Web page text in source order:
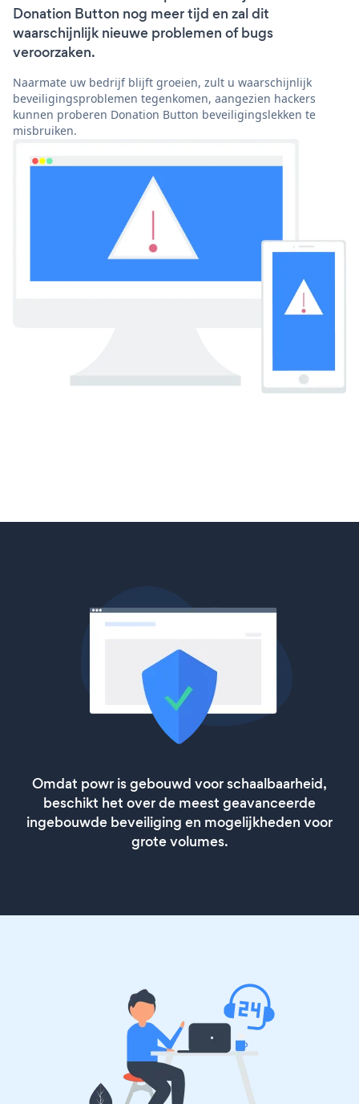
Donation Button nog meer tijd en zal dit
waarschijnlijk nieuwe problemen of bugs
veroorzaken.
Naarmate uw bedrijf blijft groeien, zult u waarschijnlijk
beveiligingsproblemen tegenkomen, aangezien hackers
kunnen proberen Donation Button beveiligingslekken te
misbruiken.
Omdat powr is gebouwd voor schaalbaarheid,
beschikt het over de meest geavanceerde
ingebouwde beveiliging en mogelijkheden voor
grote volumes.